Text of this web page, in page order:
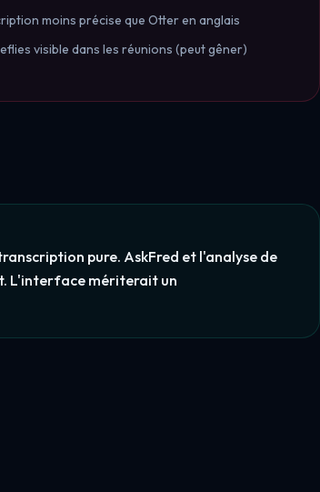
moins précise que Otter en anglais
visible dans les réunions (peut gêner)
pure. AskFred et l'analyse de
L'interface mériterait un